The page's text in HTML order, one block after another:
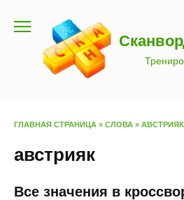
содержанию
ГЛАВНАЯ СТРАНИЦА » СЛОВА » АВСТРИЯК
австрияк
Все значения в